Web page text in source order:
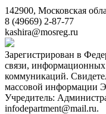
142900, Московская
8 (49669) 2-87-77
kashira@mosreg.ru
Зарегистрирован в
связи,
коммуникаций.
массовой информации
Учредитель:
infodepartment@mail.ru.